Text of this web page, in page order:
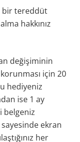
bir tereddüt
hakkınız
değişiminin
için 20
hediyeniz
ise 1 ay
belgeniz
ekran
her